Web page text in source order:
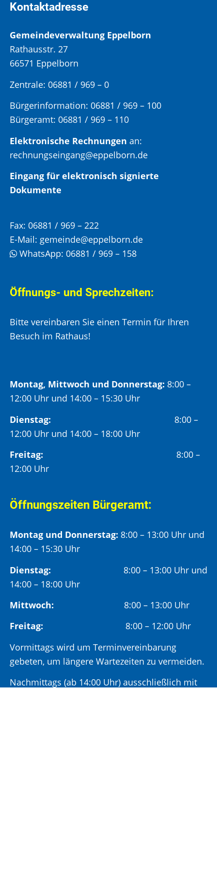
Kontaktadresse
Gemeindeverwaltung Eppelborn
Rathausstr. 27
66571 Eppelborn
Zentrale: 06881 / 969 – 0
Bürgerinformation: 06881 / 969 – 100
Bürgeramt: 06881 / 969 – 110
Elektronische Rechnungen an:
rechnungseingang@eppelborn.de
Eingang für elektronisch signierte
Dokumente
Fax: 06881 / 969 – 222
E-Mail: gemeinde@eppelborn.de
WhatsApp: 06881 / 969 – 158
Öffnungs- und Sprechzeiten:
Bitte vereinbaren Sie einen Termin für Ihren
Besuch im Rathaus!
Montag, Mittwoch und Donnerstag: 8:00 –
12:00 Uhr und 14:00 – 15:30 Uhr
Dienstag: 8:00 –
12:00 Uhr und 14:00 – 18:00 Uhr
Freitag:
8:00 –
12:00 Uhr
Öffnungszeiten Bürgeramt:
Montag und Donnerstag: 8:00 – 13:00 Uhr und
14:00 – 15:30 Uhr
Dienstag: 8:00 – 13:00 Uhr und
14:00 – 18:00 Uhr
Mittwoch: 8:00 – 13:00 Uhr
Freitag:
8:00 – 12:00 Uhr
Vormittags wird um Terminvereinbarung
gebeten, um längere Wartezeiten zu vermeiden.
Nachmittags (ab 14:00 Uhr) ausschließlich mit